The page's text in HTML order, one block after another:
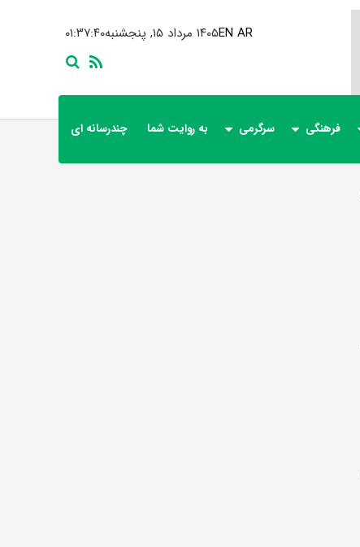
۰۱:۳۷:۴۰ ۱۴۰۵ مرداد ۱۵, پنجشنبهEN AR
فرهنگی سرگرمی به روایت شما چندرسانه ای